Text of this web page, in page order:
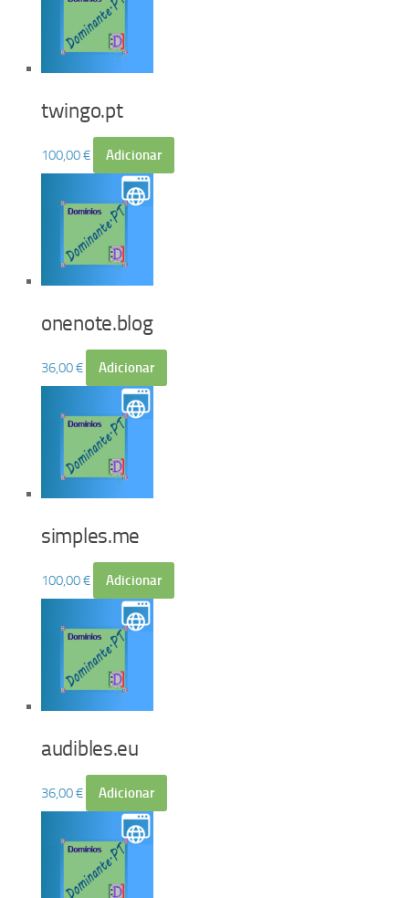
twingo.pt
100,00€ Adicionar
onenote.blog
36,00€ Adicionar
simples.me
100,00€ Adicionar
audibles.eu
36,00€ Adicionar